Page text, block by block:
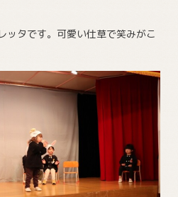
ッタです。可愛い仕草で笑みがこ